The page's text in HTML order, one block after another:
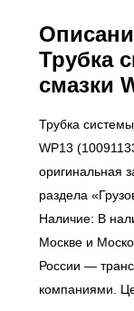
Трубка
смазки
Трубка
WP13
оригинальная
раздела
Наличие: В
Москве и
России —
компаниями.